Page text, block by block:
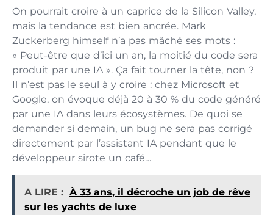
On pourrait croire à un caprice de la Silicon Valley,
mais la tendance est bien ancrée. Mark
Zuckerberg himself n’a pas mâché ses mots :
« Peut-être que d’ici un an, la moitié du code sera
produit par une IA ». Ça fait tourner la tête, non ?
Il n’est pas le seul à y croire : chez Microsoft et
Google, on évoque déjà 20 à 30 % du code généré
par une IA dans leurs écosystèmes. De quoi se
demander si demain, un bug ne sera pas corrigé
directement par l’assistant IA pendant que le
développeur sirote un café…
A LIRE : À 33 ans, il décroche un job de rêve
sur les yachts de luxe